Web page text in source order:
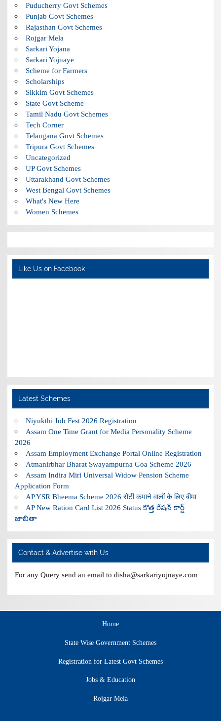
Puducherry Govt Schemes
Punjab Govt Schemes
Rajasthan Govt Schemes
Rojgar Mela
Sarkari Yojana
Sarkari Yojnaye
Scheme for Farmers
Scholarships
Sikkim Govt Schemes
State Govt Scheme
Tamil Nadu Govt Schemes
Tech Corner
Telangana Govt Schemes
Tripura Govt Schemes
Uncategorized
UP Govt Schemes
Uttarakhand Govt Schemes
West Bengal Govt Schemes
What's New Here
Women Schemes
Like Us on Facebook
Latest Schemes
Niyukthi Job Fest 2026 Registration
Assam One Time Grant for Media Personality Scheme
2026
Assam Employment Exchange Portal Online Registration
Atmanirbhar Bharat Swayampurna Goa Scheme 2026
Assam Indira Miri Universal Widow Pension Scheme
Application Form
AP YSR Bheema Scheme 2026 रोटी कमाने वालों के लिए बीमा
AP New Ration Card List 2026 Status కొత్త రేషన్ కార్డ్
జాబితా
Contact & Advertise with Us
For any Query send an email to disha@sarkariyojnaye.com
Home
State Wise Government Schemes
Registration for Latest Govt Schemes
Jobs & Education
Rojgar Mela